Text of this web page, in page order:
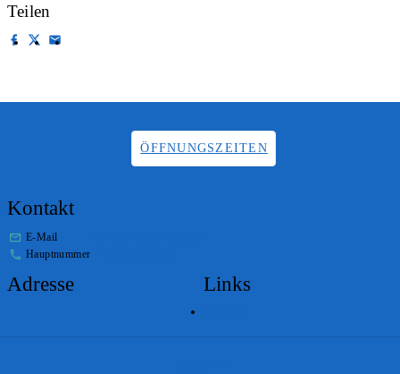
Teilen
ÖFFNUNGSZEITEN
Kontakt
E-Mail
Hauptnummer
Adresse Links